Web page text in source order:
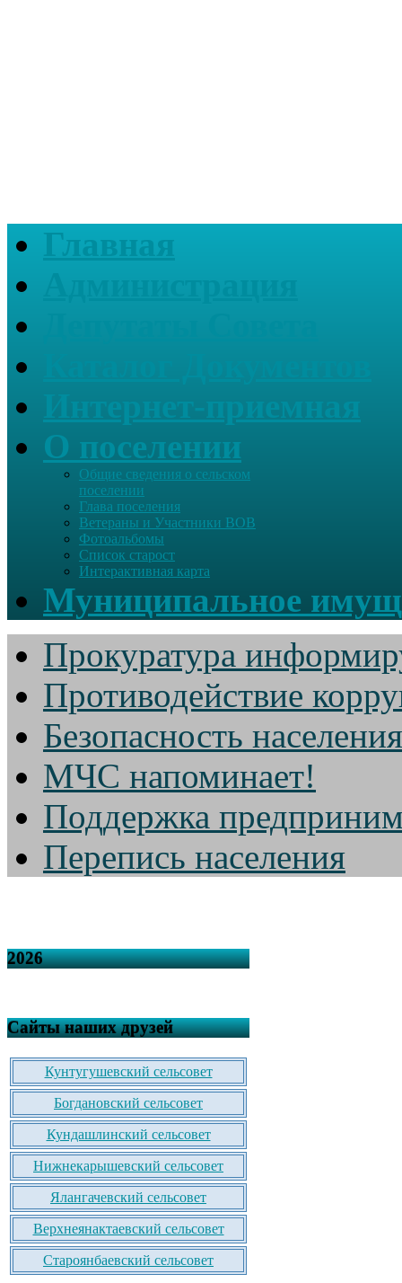
Главная
О поселении
Общие сведения о сельском
поселении
Глава поселения
Ветераны и Участники ВОВ
Фотоальбомы
Список старост
Интерактивная карта
Муниципальное
Прокуратура
Противодействие
Безопасность населения
МЧС напоминает!
Поддержка
Перепись населения
2026
Сайты наших друзей
Кунтугушевский сельсовет
Богдановский сельсовет
Кундашлинский сельсовет
Нижнекарышевский сельсовет
Ялангачевский сельсовет
Верхнеянактаевский сельсовет
Староянбаевский сельсовет